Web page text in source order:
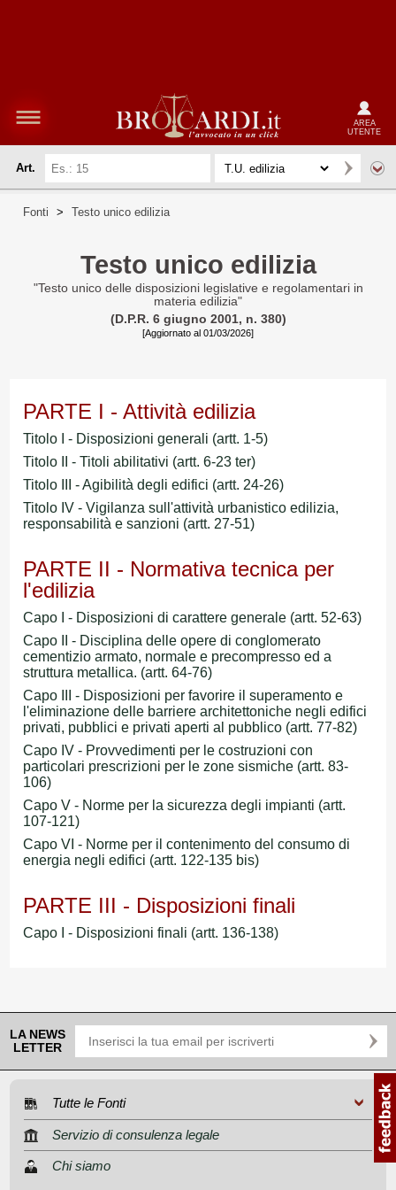
AREA
UTENTE
Art.
Fonti > Testo unico edilizia
Testo unico edilizia
"Testo unico delle disposizioni legislative e regolamentari in
materia edilizia"
(D.P.R. 6 giugno 2001, n. 380)
[Aggiornato al 01/03/2026]
PARTE I - Attività edilizia
Titolo I - Disposizioni generali (artt. 1-5)
Titolo II - Titoli abilitativi (artt. 6-23 ter)
Titolo III - Agibilità degli edifici (artt. 24-26)
Titolo IV - Vigilanza sull'attività urbanistico edilizia,
responsabilità e sanzioni (artt. 27-51)
PARTE II - Normativa tecnica per
l'edilizia
Capo I - Disposizioni di carattere generale (artt. 52-63)
Capo II - Disciplina delle opere di conglomerato
cementizio armato, normale e precompresso ed a
struttura metallica. (artt. 64-76)
Capo III - Disposizioni per favorire il superamento e
l'eliminazione delle barriere architettoniche negli edifici
privati, pubblici e privati aperti al pubblico (artt. 77-82)
Capo IV - Provvedimenti per le costruzioni con
particolari prescrizioni per le zone sismiche (artt. 83-
106)
Capo V - Norme per la sicurezza degli impianti (artt.
107-121)
Capo VI - Norme per il contenimento del consumo di
energia negli edifici (artt. 122-135 bis)
PARTE III - Disposizioni finali
Capo I - Disposizioni finali (artt. 136-138)
LA NEWS
LETTER
Tutte le Fonti
Servizio di consulenza legale
Chi siamo